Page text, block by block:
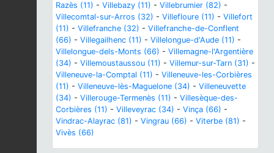
Razès (11) - Villebazy (11) - Villebrumier (82) -
Villecomtal-sur-Arros (32) - Villefloure (11) - Villefort
(11) - Villefranche (32) - Villefranche-de-Conflent
(66) - Villegailhenc (11) - Villelongue-d'Aude (11) -
Villelongue-dels-Monts (66) - Villemagne-l'Argentière
(34) - Villemoustaussou (11) - Villemur-sur-Tarn (31) -
Villeneuve-la-Comptal (11) - Villeneuve-les-Corbières
(11) - Villeneuve-lès-Maguelone (34) - Villeneuvette
(34) - Villerouge-Termenès (11) - Villesèque-des-
Corbières (11) - Villeveyrac (34) - Vinça (66) -
Vindrac-Alayrac (81) - Vingrau (66) - Viterbe (81) -
Vivès (66)